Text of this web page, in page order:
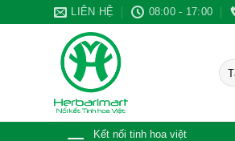
LIÊN HỆ 08:00 - 17:00
Kết nối tinh hoa việt